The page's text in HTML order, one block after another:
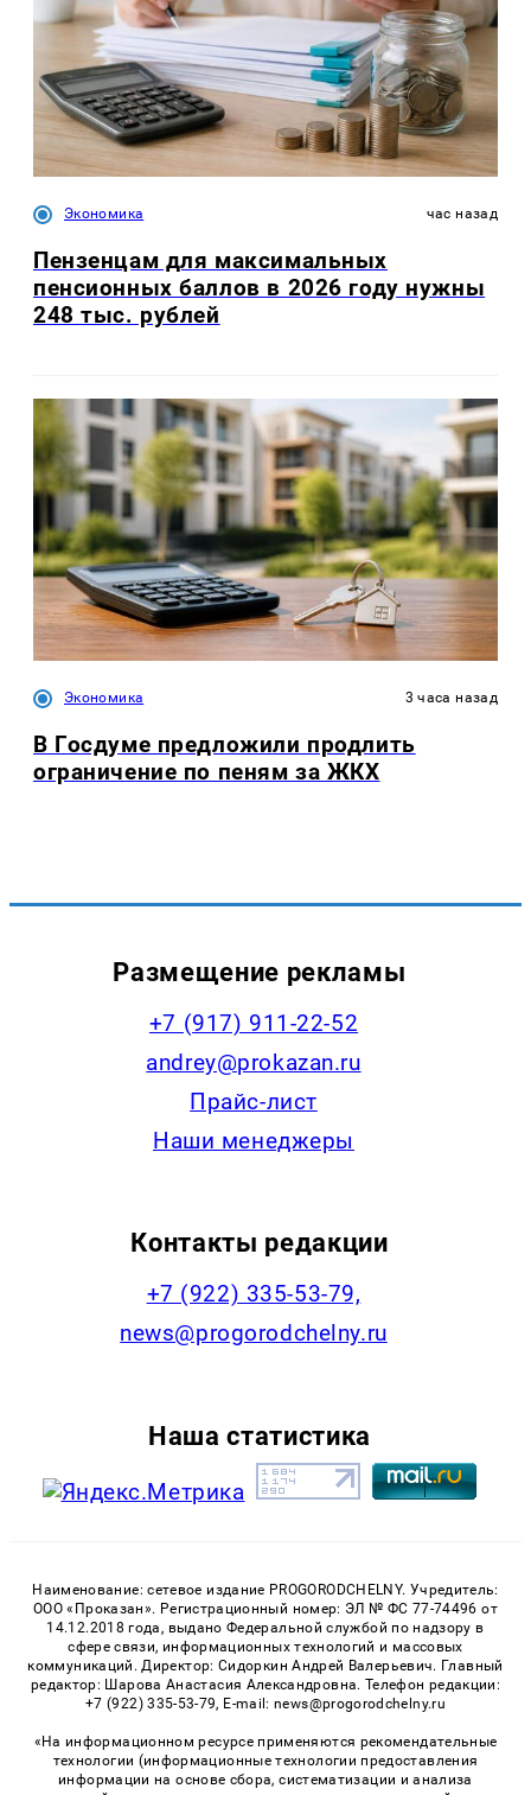
Экономика час назад
Пензенцам для максимальных
пенсионных баллов в 2026 году нужны
248 тыс. рублей
Экономика 3 часа назад
В Госдуме предложили продлить
ограничение по пеням за ЖКХ
Размещение рекламы
+7 (917) 911-22-52
andrey@prokazan.ru
Прайс-лист
Наши менеджеры
Контакты редакции
+7 (922) 335-53-79,
news@progorodchelny.ru
Наша статистика
Наименование: сетевое издание PROGORODCHELNY. Учредитель:
ООО «Проказан». Регистрационный номер: ЭЛ № ФС 77-74496 от
14.12.2018 года, выдано Федеральной службой по надзору в
сфере связи, информационных технологий и массовых
коммуникаций. Директор: Сидоркин Андрей Валерьевич. Главный
редактор: Шарова Анастасия Александровна. Телефон редакции:
+7 (922) 335-53-79, E-mail: news@progorodchelny.ru
«На информационном ресурсе применяются рекомендательные
технологии (информационные технологии предоставления
информации на основе сбора, систематизации и анализа